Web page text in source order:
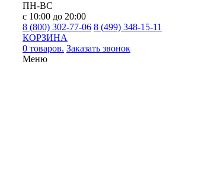
ПН-ВС
с 10:00 до 20:00
8 (800) 302-77-06 8 (499) 348-15-11
КОРЗИНА
0 товаров. Заказать звонок
Меню